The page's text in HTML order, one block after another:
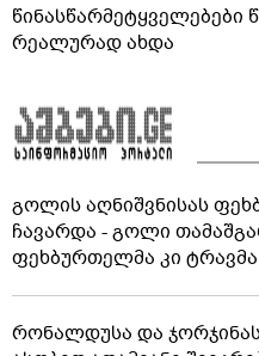
წინასწარმეტყველებები
რეალურად ახდა
გოლის აღნიშვნისას
ჩავარდა - გოლი
ფეხბურთელმა კი
რონალდუსა და